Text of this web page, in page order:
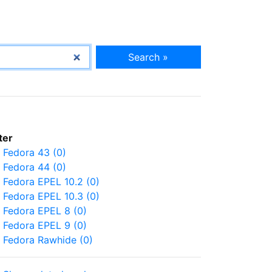
Search »
Fedora 43 (0)
Fedora 44 (0)
Fedora EPEL 10.2 (0)
Fedora EPEL 10.3 (0)
Fedora EPEL 8 (0)
Fedora EPEL 9 (0)
Fedora Rawhide (0)